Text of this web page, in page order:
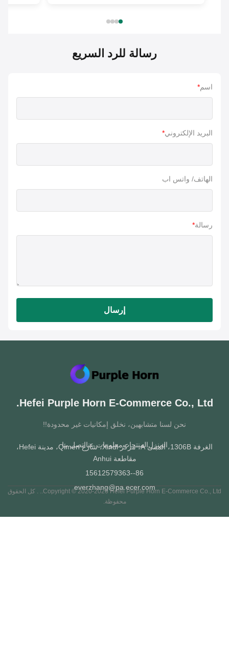
رسالة للرد السريع
البريد الإلكتروني*
الهاتف/ واتس اب
رسالة
إرسال
Hefei Purple Horn E-Commerce Co., Ltd.
نحن لسنا متشابهين، نخلق إمكانيات غير محدودة!!
المنزلالمنتجاتمعلومات عنااتصل بنا
الغرفة 1306B، المبنى A، مركز Xindi، شارع Qimen، مدينة Hefei،
مقاطعة Anhui
everzhang@pa.ecer.com
Copyright © 2020-2026 Hefei Purple Horn E-Commerce Co., Ltd.. . كل الحقوق
محفوظة.